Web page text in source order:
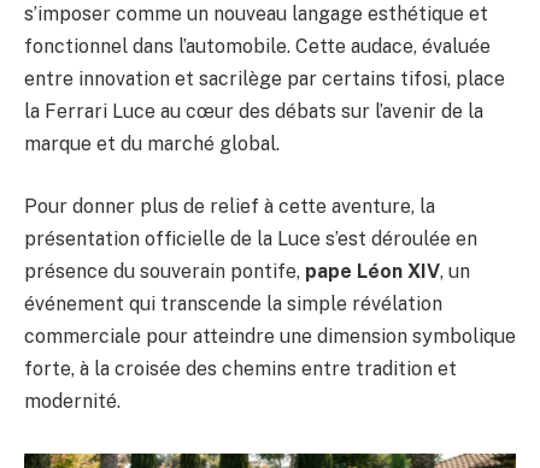
s’imposer comme un nouveau langage esthétique et
fonctionnel dans l’automobile. Cette audace, évaluée
entre innovation et sacrilège par certains tifosi, place
la Ferrari Luce au cœur des débats sur l’avenir de la
marque et du marché global.
Pour donner plus de relief à cette aventure, la
présentation officielle de la Luce s’est déroulée en
présence du souverain pontife, pape Léon XIV, un
événement qui transcende la simple révélation
commerciale pour atteindre une dimension symbolique
forte, à la croisée des chemins entre tradition et
modernité.